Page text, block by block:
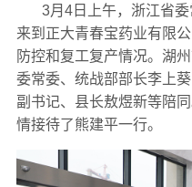
3月4日上午，浙江省
来到正大青春宝药业有限
防控和复工复产情况。湖
委常委、统战部部长李上
副书记、县长敖煜新等陪
情接待了熊建平一行。